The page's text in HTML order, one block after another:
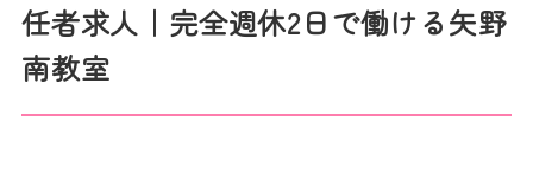
任者求人｜完全週休2日で働ける矢野
南教室